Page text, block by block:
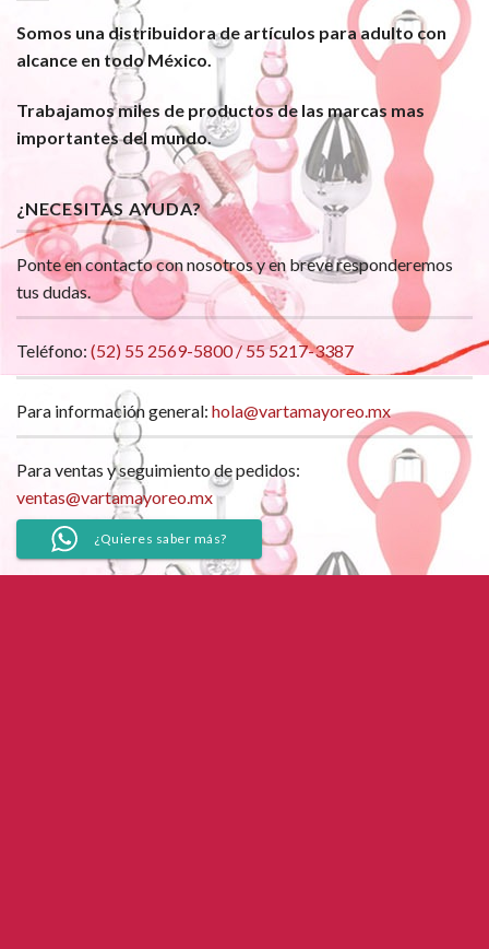
Somos una distribuidora de artículos para adulto con
alcance en todo México.
Trabajamos miles de productos de las marcas mas
importantes del mundo.
¿NECESITAS AYUDA?
Ponte en contacto con nosotros y en breve responderemos
tus dudas.
Teléfono: (52) 55 2569-5800 / 55 5217-3387
Para información general: hola@vartamayoreo.mx
Para ventas y seguimiento de pedidos:
ventas@vartamayoreo.mx
¿Quieres saber más?